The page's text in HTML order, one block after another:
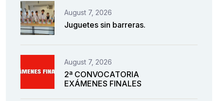
August 7, 2026
Juguetes sin barreras.
August 7, 2026
2ª CONVOCATORIA
EXÁMENES FINALES